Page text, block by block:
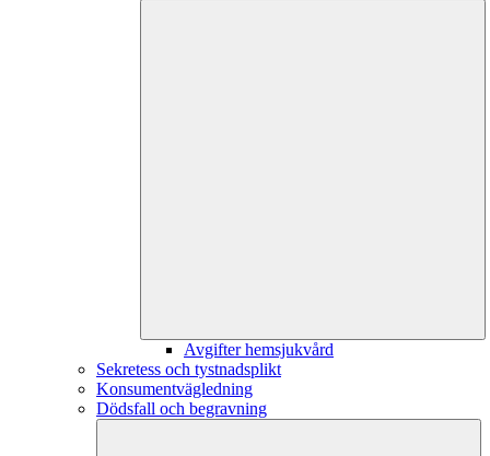
Avgifter hemsjukvård
Sekretess och tystnadsplikt
Konsumentvägledning
Dödsfall och begravning